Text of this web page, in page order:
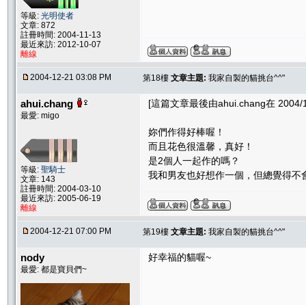
等級: 光明使者
文章: 872
註冊時間: 2004-11-13
最近來訪: 2012-10-07
離線
2004-12-21 03:08 PM 第18樓 文章主題: 我家自製的貓挑台^^"
ahui.chang
最愛: migo
等級: 聖騎士
文章: 143
註冊時間: 2004-03-10
最近來訪: 2005-06-19
離線
[這篇文章最後由ahui.chang在
妳們作得好棒喔！
而且花色很溫馨，真好！
是2個人一起作的嗎？
我和男友也好想作一個，但總覺得
2004-12-21 07:00 PM 第19樓 文章主題: 我家自製的貓挑台^^"
nody
最愛: 都是寶貝們~
好幸福的貓喔~